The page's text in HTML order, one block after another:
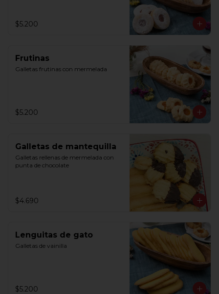
$5.200
Frutinas
Galletas frutinas con mermelada
$5.200
Galletas de mantequilla
Galletas rellenas de mermelada con
punta de chocolate
$4.690
Lenguitas de gato
Galletas de vainilla
$5.200